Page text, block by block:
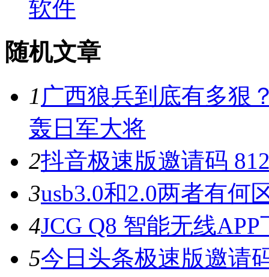
软件
随机文章
1 广西狼兵到底有多狠
轰日军大将
2抖音极速版邀请码
3usb3.0和2.0两者有何
4JCG Q8 智能无线APP
5今日头条极速版邀请